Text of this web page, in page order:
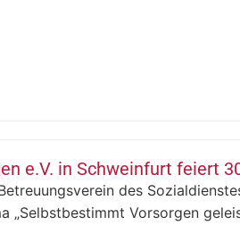
e.V. in Schweinfurt feiert
des
„Selbstbestimmt Vorsorgen